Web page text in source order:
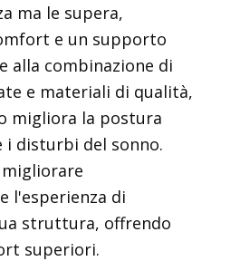
ma le supera,
e un supporto
alla combinazione di
e materiali di qualità,
migliora la postura
i disturbi del sonno.
l'esperienza di
struttura, offrendo
superiori.